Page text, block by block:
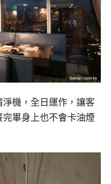
機，全日運作，讓客
畢身上也不會卡油煙